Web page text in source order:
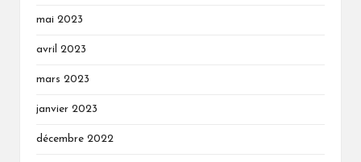
mai 2023
avril 2023
mars 2023
janvier 2023
décembre 2022